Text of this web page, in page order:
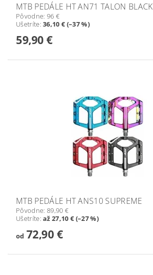
MTB PEDÁLE HT AN71 TALON BLACK
Pôvodne: 96 €
Ušetríte:36,10 € (–37 %)
59,90 €
MTB PEDÁLE HT ANS10 SUPREME
Pôvodne: 89,90 €
Ušetríte:až 27,10 € (–27 %)
od72,90 €